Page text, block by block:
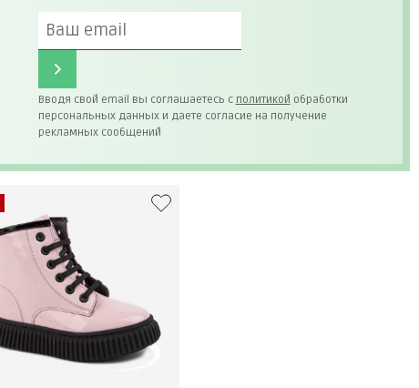
Вводя свой email вы соглашаетесь с политикой обработки
персональных данных и даете согласие на получение
рекламных сообщений